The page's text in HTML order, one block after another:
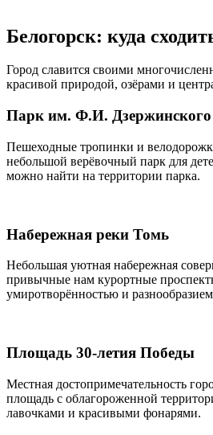
Белогорск: куда
Город славится своими
красивой природой, озёрами и
Парк им. Ф.И. Дзержинского
Пешеходные тропинки и
небольшой верёвочный парк для
можно найти на территории парка.
Набережная реки Томь
Небольшая уютная набережная
привычные нам курортные
умиротворённостью и
Площадь 30-летия Победы
Местная достопримечательность
площадь с облагороженной
лавочками и красивыми фонарями.